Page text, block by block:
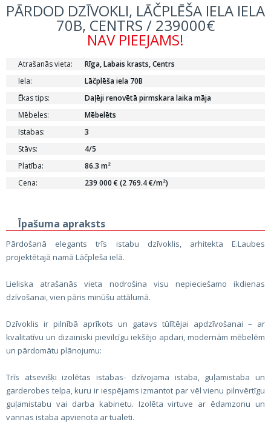
PĀRDOD DZĪVOKLI, LĀČPLĒŠA IELA IELA
70B, CENTRS / 239000€
NAV PIEEJAMS!
Atrašanās vieta:
Rīga, Labais krasts, Centrs
Iela:
Lāčplēša iela 70B
Ēkas tips:
Daļēji renovētā pirmskara laika māja
Mēbeles:
Mēbelēts
Istabas:
3
Stāvs:
4/5
Platība:
86.3 m²
Cena:
239 000 € (2 769.4 €/m²)
Īpašuma apraksts
Pārdošanā elegants trīs istabu dzīvoklis, arhitekta E.Laubes
projektētajā namā Lāčpleša ielā.
Lieliska atrašanās vieta nodrošina visu nepieciešamo ikdienas
dzīvošanai, vien pāris minūšu attālumā.
Dzīvoklis ir pilnībā aprīkots un gatavs tūlītējai apdzīvošanai – ar
kvalitatīvu un dizainiski pievilcīgu iekšējo apdari, modernām mēbelēm
un pārdomātu plānojumu:
Trīs atsevišķi izolētas istabas- dzīvojama istaba, guļamistaba un
garderobes telpa, kuru ir iespējams izmantot par vēl vienu pilnvērtīgu
guļamistabu vai darba kabinetu. Izolēta virtuve ar ēdamzonu un
vannas istaba apvienota ar tualeti.